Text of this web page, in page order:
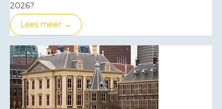
2026?
Lees meer →